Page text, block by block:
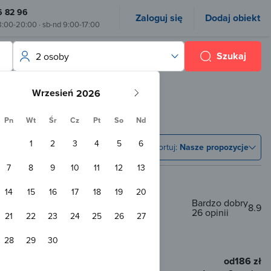
82 96
20:00 · sb-nd 9:00-17:00 Zaloguj się Dodaj obiekt
Wrzesień
Pn Wt Śr Cz Pt So Nd
1 2 3 4 5
6
7
8 9 10 11 12
13
14
15 16 17 18 19
20
21
22 23 24 25 26
27
28
29 30
2 osoby Szukaj
Sortuj: Nasze propozycje
8.9
Bardzo dobry
26 opinii
WiFi
od186 zł